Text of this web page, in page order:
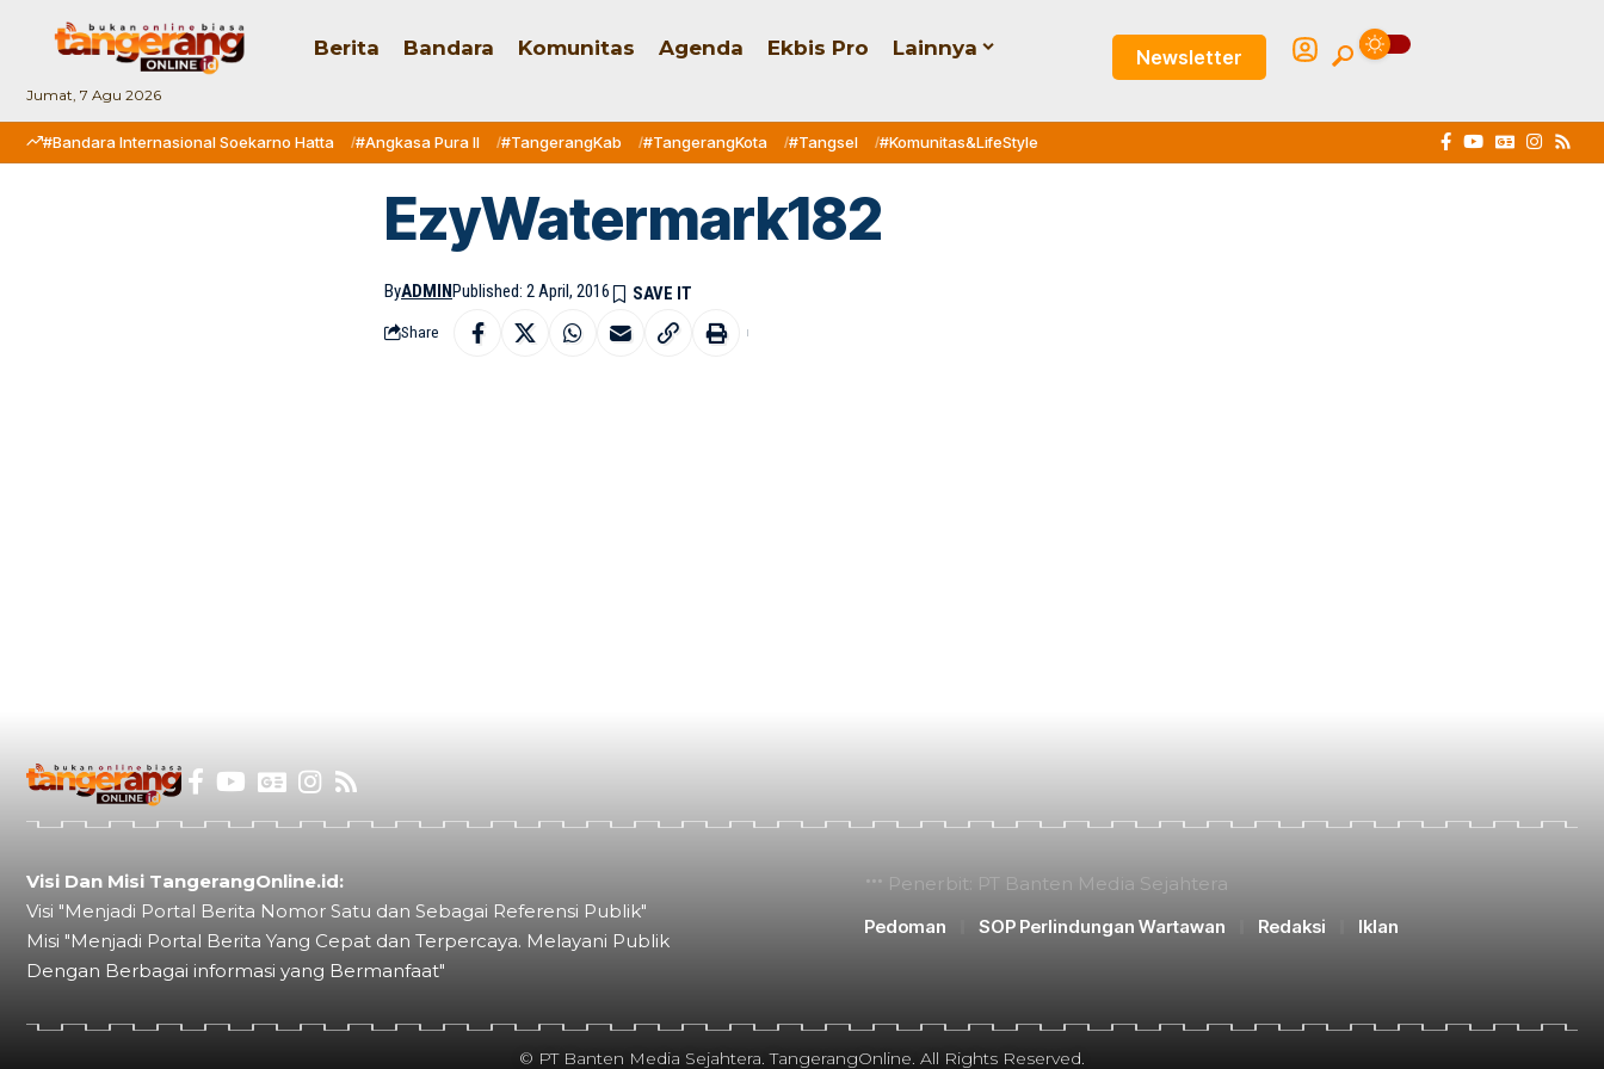
Jumat, 7 Agu 2026
Berita Bandara Komunitas Agenda Ekbis Pro Lainnya Newsletter
#Bandara Internasional Soekarno Hatta #Angkasa Pura II #TangerangKab #TangerangKota #Tangsel #Komunitas&LifeStyle
EzyWatermark182
ByADMINPublished: 2 April, 2016
Share
Visi Dan Misi TangerangOnline.id:
Visi "Menjadi Portal Berita Nomor Satu dan Sebagai Referensi Publik"
Misi "Menjadi Portal Berita Yang Cepat dan Terpercaya. Melayani Publik
Dengan Berbagai informasi yang Bermanfaat"
Penerbit: PT Banten Media Sejahtera
Pedoman
SOP Perlindungan Wartawan Redaksi Iklan
© PT Banten Media Sejahtera. TangerangOnline. All Rights Reserved.